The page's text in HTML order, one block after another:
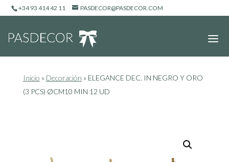
+34 93 414 42 11 PASDECOR@PASDECOR.COM
Inicio » Decoración » ELEGANCE DEC. IN NEGRO Y ORO
(3 PCS) ØCM10 MIN 12 UD